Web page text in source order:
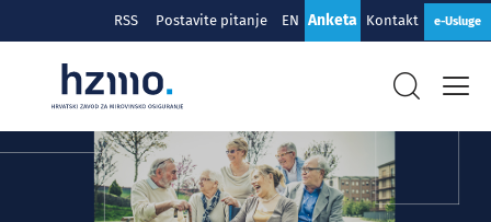
RSS Postavite pitanje EN Anketa Kontakt e-Usluge